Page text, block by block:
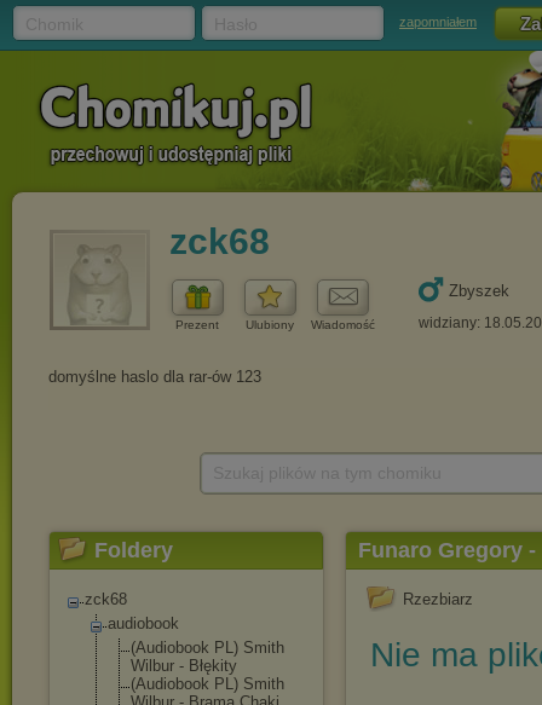
zapomniałem
zck68
Prezent Ulubiony Wiadomość
Zbyszek
widziany:
Foldery
zck68
audiobook
(Audiobook PL) Smith
Wilbur - Błękity
(Audiobook PL) Smith
Funaro Gregory -
Rzezbiarz
Nie ma